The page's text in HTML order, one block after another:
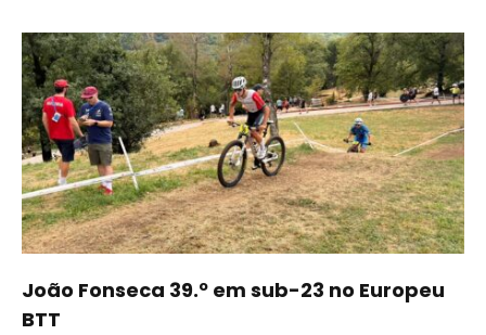
João Fonseca 39.º em sub-23 no Europeu
BTT